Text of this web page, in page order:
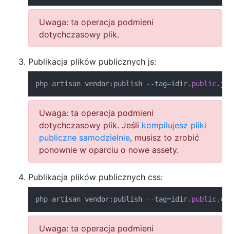
Uwaga: ta operacja podmieni
dotychczasowy plik.
Publikacja plików publicznych js:
php artisan vendor: publish --tag=idir. public.
Uwaga: ta operacja podmieni
dotychczasowy plik. Jeśli kompilujesz pliki
publiczne samodzielnie, musisz to zrobić
ponownie w oparciu o nowe assety.
Publikacja plików publicznych css:
php artisan vendor: publish --tag=idir. public.
Uwaga: ta operacja podmieni